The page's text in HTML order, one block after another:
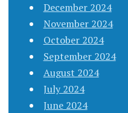
December 2024
November 2024
October 2024
September 2024
August 2024
July 2024
June 2024